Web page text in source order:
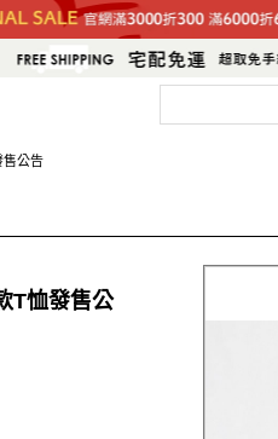
售公告
T恤發售公